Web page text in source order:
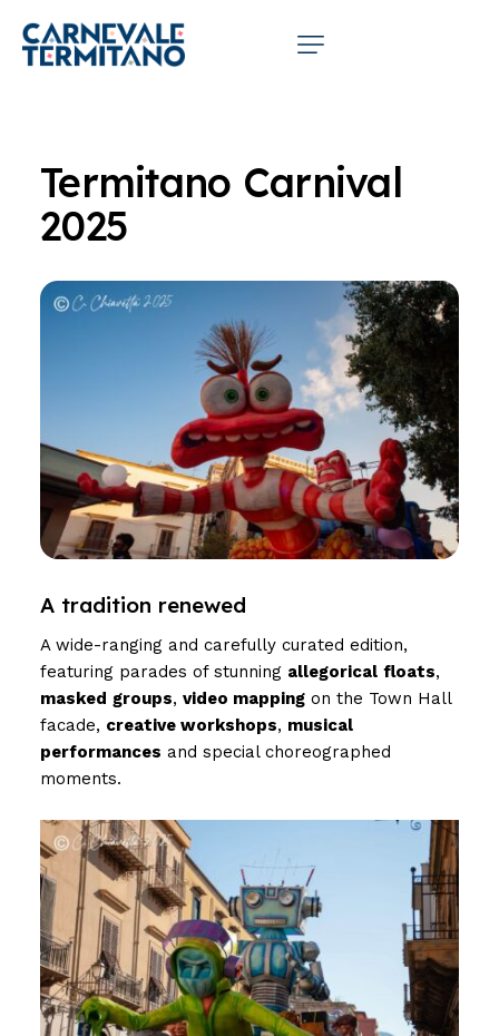
Termitano Carnival
2025
A tradition renewed
A wide-ranging and carefully curated edition,
featuring parades of stunning allegorical floats,
masked groups, video mapping on the Town Hall
facade, creative workshops, musical
performances and special choreographed
moments.